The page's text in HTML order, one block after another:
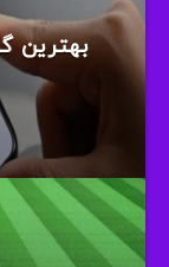
بهترین